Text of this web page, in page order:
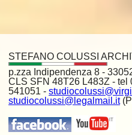
STEFANO COLUSSI
p.zza Indipendenza 8 -
CLS SFN 48T26 L483Z - tel
541051 -
studiocolussi@legalmail.it